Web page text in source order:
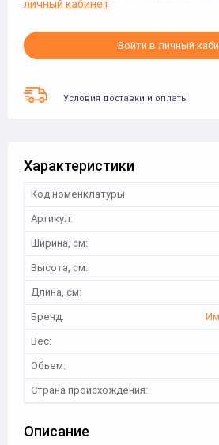
личный кабинет
Войти в личный
Условия доставки и оплаты
Характеристики
Код номенклатуры:
Артикул:
Ширина, см:
Высота, см:
Длина, см:
Бренд:
Вес:
Объем:
Страна происхождения:
Описание